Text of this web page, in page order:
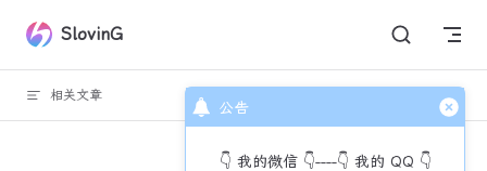
公告
👇 我的微信 👇----👇 我的 QQ 👇
Skip to content
SlovinG
相关文章 回到顶部